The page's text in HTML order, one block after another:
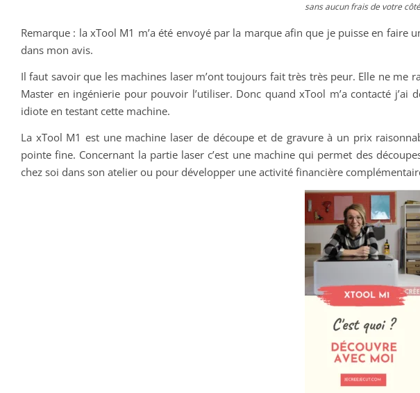
sans aucun frais de votre
Remarque : la xTool M1 m’a été envoyé par la marque afin que je puisse en faire
dans mon avis.
Il faut savoir que les machines laser m’ont toujours fait très très peur. Elle ne me
Master en ingénierie pour pouvoir l’utiliser. Donc quand xTool m’a contacté
idiote en testant cette machine.
La xTool M1 est une machine laser de découpe et de gravure à un prix
pointe fine. Concernant la partie laser c’est une machine qui permet des
chez soi dans son atelier ou pour développer une activité financière